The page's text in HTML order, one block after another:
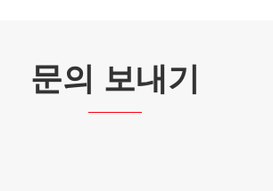
문의 보내기